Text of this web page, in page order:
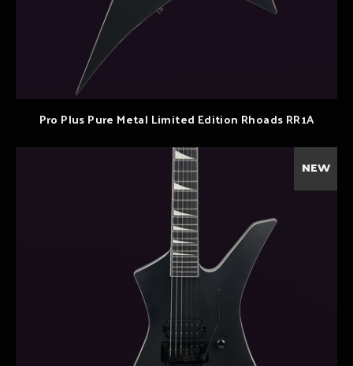
Pro Plus Pure Metal Limited Edition Rhoads RR1A
NEW